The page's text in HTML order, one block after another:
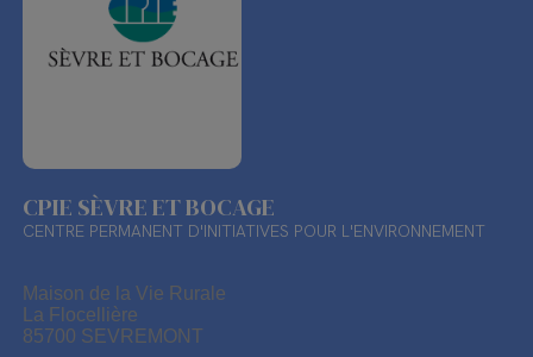
CPIE SÈVRE ET BOCAGE
CENTRE PERMANENT D'INITIATIVES POUR L'ENVIRONNEMENT
Maison de la Vie Rurale
La Flocellière
85700 SEVREMONT